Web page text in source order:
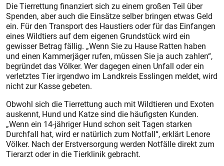
Die Tierrettung finanziert sich zu einem großen Teil über
Spenden, aber auch die Einsätze selber bringen etwas Geld
ein. Für den Transport des Haustiers oder für das Einfangen
eines Wildtiers auf dem eigenen Grundstück wird ein
gewisser Betrag fällig. „Wenn Sie zu Hause Ratten haben
und einen Kammerjäger rufen, müssen Sie ja auch zahlen“,
begründet das Völker. Wer dagegen einen Unfall oder ein
verletztes Tier irgendwo im Landkreis Esslingen meldet, wird
nicht zur Kasse gebeten.
Obwohl sich die Tierrettung auch mit Wildtieren und Exoten
auskennt, Hund und Katze sind die häufigsten Kunden.
„Wenn ein 14-jähriger Hund schon seit Tagen starken
Durchfall hat, wird er natürlich zum Notfall“, erklärt Lenore
Völker. Nach der Erstversorgung werden Notfälle direkt zum
Tierarzt oder in die Tierklinik gebracht.